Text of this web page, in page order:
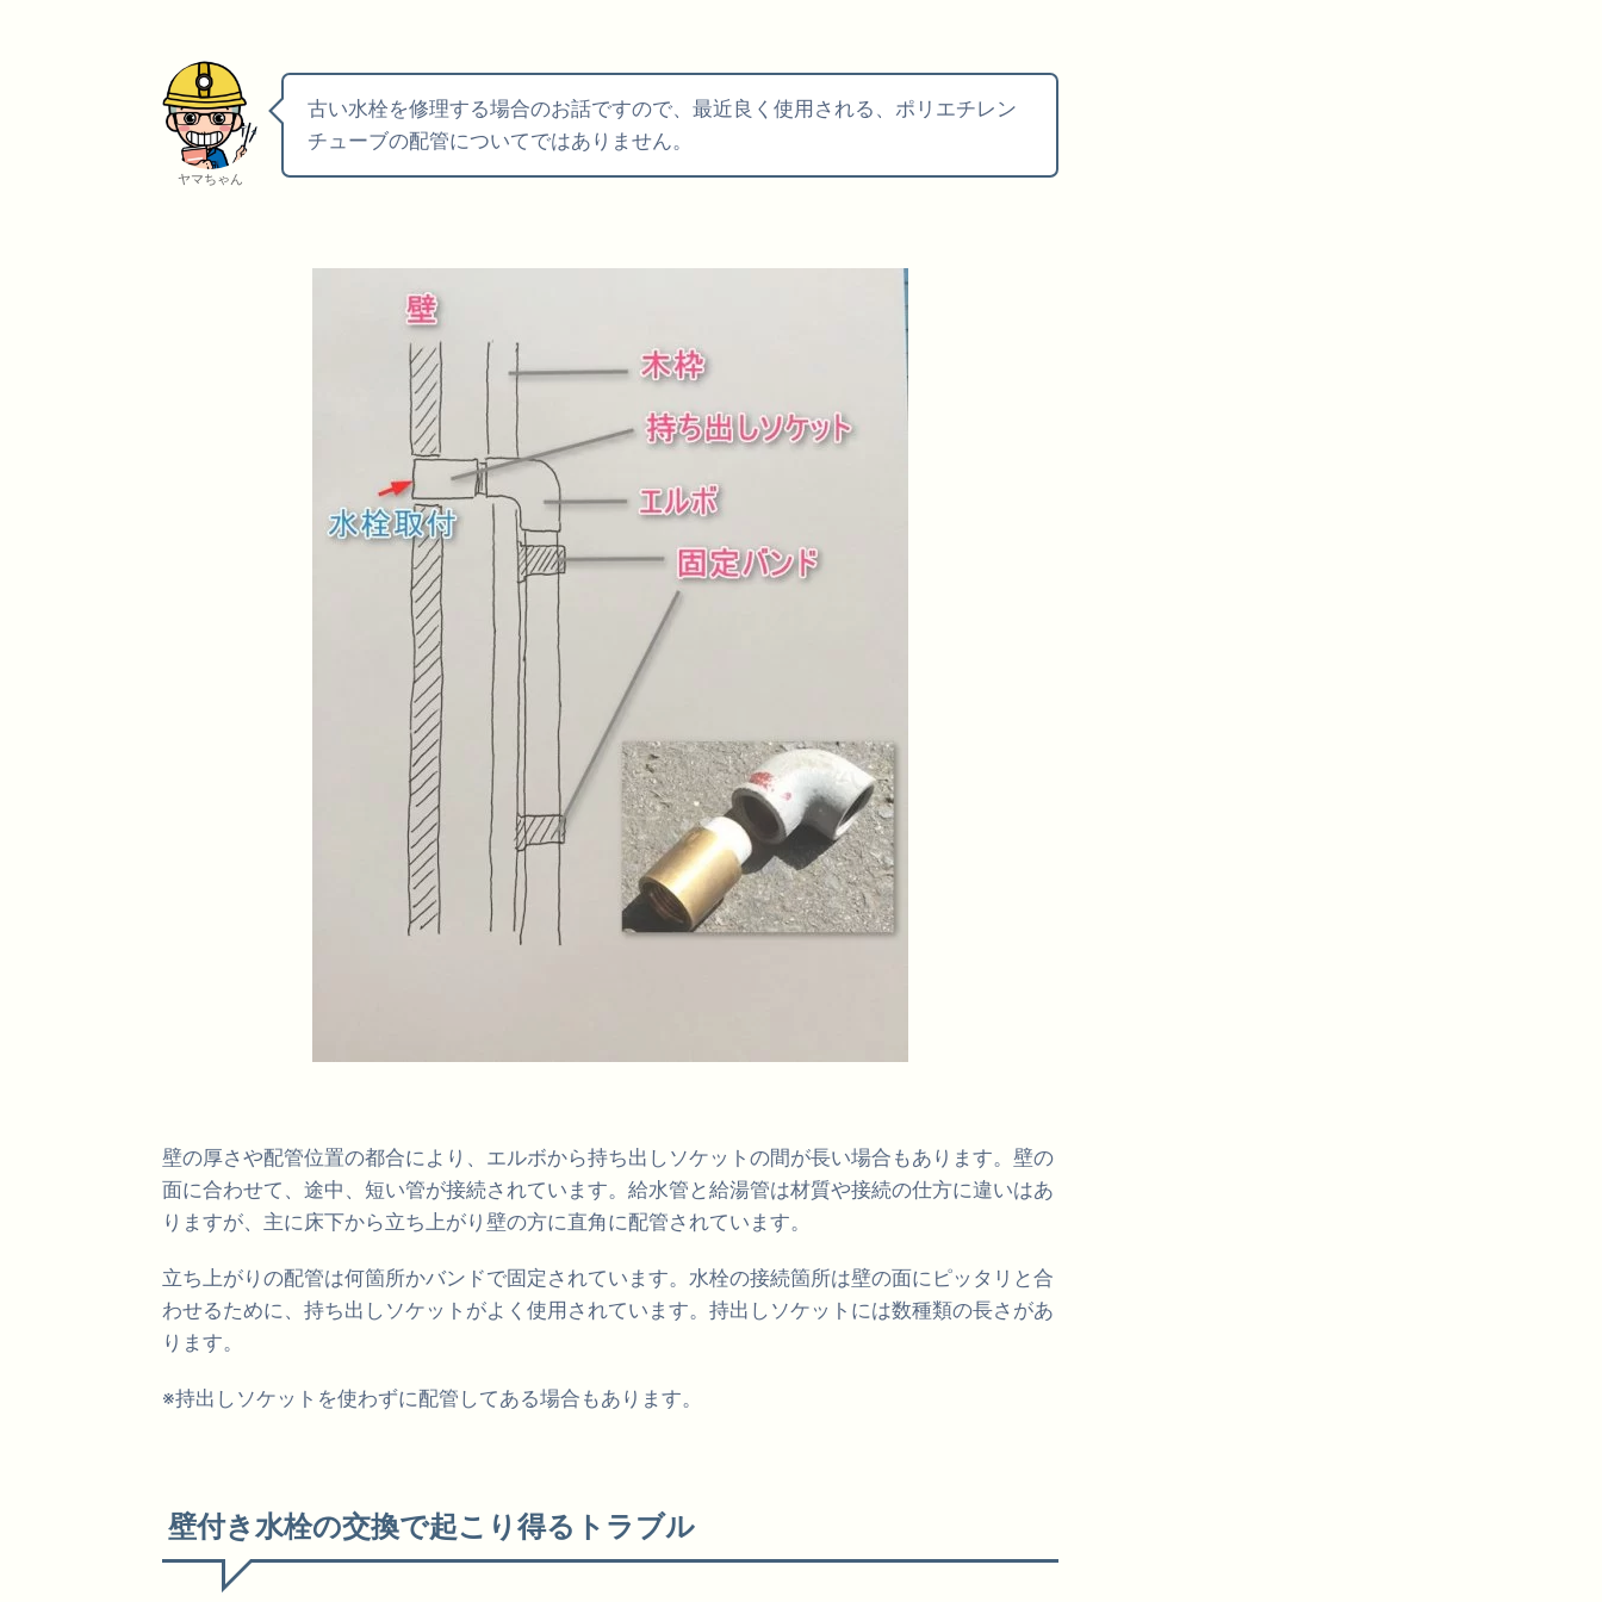
ヤマちゃん
古い水栓を修理する場合のお話ですので、最近良く使用される、ポリエチレン
チューブの配管についてではありません。
壁の厚さや配管位置の都合により、エルボから持ち出しソケットの間が長い場合もあります。壁の
面に合わせて、途中、短い管が接続されています。給水管と給湯管は材質や接続の仕方に違いはあ
りますが、主に床下から立ち上がり壁の方に直角に配管されています。
立ち上がりの配管は何箇所かバンドで固定されています。水栓の接続箇所は壁の面にピッタリと合
わせるために、持ち出しソケットがよく使用されています。持出しソケットには数種類の長さがあ
ります。
※持出しソケットを使わずに配管してある場合もあります。
壁付き水栓の交換で起こり得るトラブル